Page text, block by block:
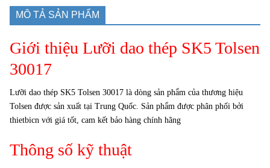
MÔ TẢ SẢN PHẨM
Giới thiệu Lưỡi dao thép SK5 Tolsen
30017
Lưỡi dao thép SK5 Tolsen 30017 là dòng sản phẩm của thương hiệu
Tolsen được sản xuất tại Trung Quốc. Sản phẩm được phân phối bởi
thietbicn với giá tốt, cam kết bảo hàng chính hãng
Thông số kỹ thuật